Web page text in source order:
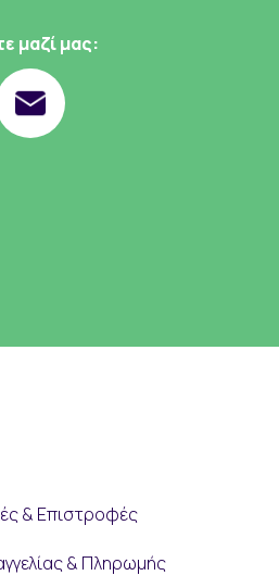
μαζί μας:
& Επιστροφές
& Πληρωμής